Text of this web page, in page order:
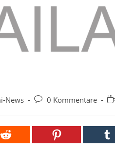
News
Beitrags-
0 Kommentare